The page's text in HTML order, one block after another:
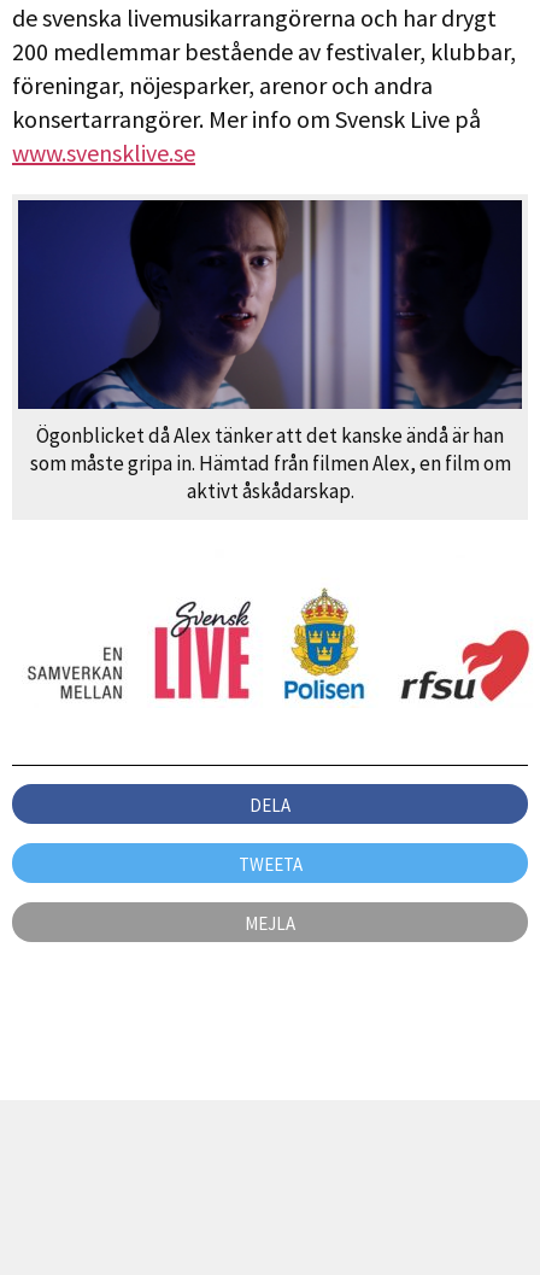
de svenska livemusikarrangörerna och har drygt
200 medlemmar bestående av festivaler, klubbar,
föreningar, nöjesparker, arenor och andra
konsertarrangörer. Mer info om Svensk Live på
www.svensklive.se
Ögonblicket då Alex tänker att det kanske ändå är han
som måste gripa in. Hämtad från filmen Alex, en film om
aktivt åskådarskap.
DELA
TWEETA
MEJLA